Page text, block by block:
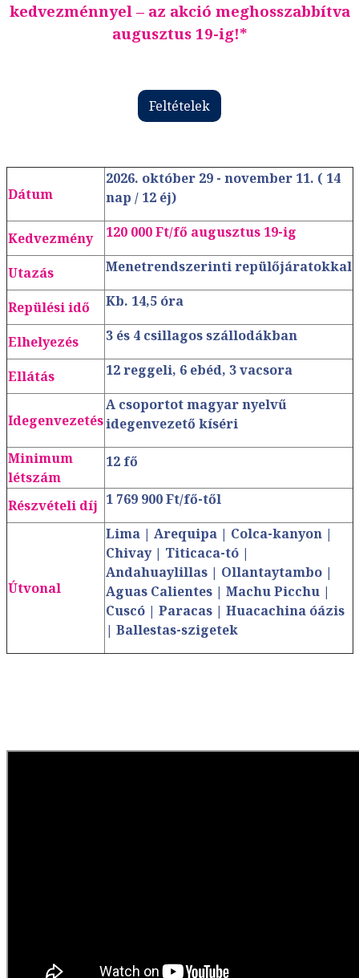
kedvezménnyel – az akció meghosszabbítva
augusztus 19-ig!*
Feltételek
Dátum
2026. október 29 - november 11. ( 14
nap / 12 éj)
Kedvezmény 120 000 Ft/fő augusztus 19-ig
Utazás Menetrendszerinti repülőjáratokkal
Repülési idő Kb. 14,5 óra
Elhelyezés 3 és 4 csillagos szállodákban
Ellátás 12 reggeli, 6 ebéd, 3 vacsora
Idegenvezetés
A csoportot magyar nyelvű
idegenvezető kíséri
Minimum
létszám
12 fő
Részvételi díj 1 769 900 Ft/fő-től
Útvonal
Lima | Arequipa | Colca-kanyon |
Chivay | Titicaca-tó |
Andahuaylillas | Ollantaytambo |
Aguas Calientes | Machu Picchu |
Cuscó | Paracas | Huacachina óázis
| Ballestas-szigetek